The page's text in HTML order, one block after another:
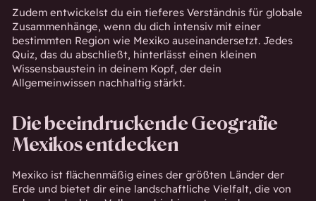
Zudem entwickelst du ein tieferes Verständnis für globale
Zusammenhänge, wenn du dich intensiv mit einer
bestimmten Region wie Mexiko auseinandersetzt. Jedes
Quiz, das du abschließt, hinterlässt einen kleinen
Wissensbaustein in deinem Kopf, der dein
Allgemeinwissen nachhaltig stärkt.
Die beeindruckende Geografie
Mexikos entdecken
Mexiko ist flächenmäßig eines der größten Länder der
Erde und bietet dir eine landschaftliche Vielfalt, die von